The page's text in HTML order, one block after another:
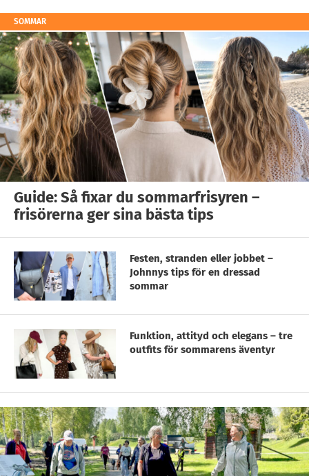
SOMMAR
Guide: Så fixar du sommarfrisyren –
frisörerna ger sina bästa tips
Festen, stranden eller jobbet –
Johnnys tips för en dressad
sommar
Funktion, attityd och elegans – tre
outfits för sommarens äventyr